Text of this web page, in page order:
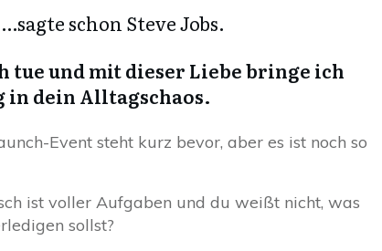
…sagte schon Steve Jobs.
tue und mit dieser Liebe bringe ich
in dein Alltagschaos.
Event steht kurz bevor, aber es ist noch so
ist voller Aufgaben und du weißt nicht, was
sollst?